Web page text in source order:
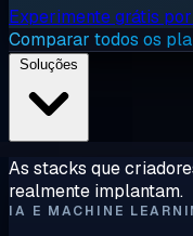
Experimente grátis
Comparar todos os
As stacks que
realmente implantam.
IA E MACHINE